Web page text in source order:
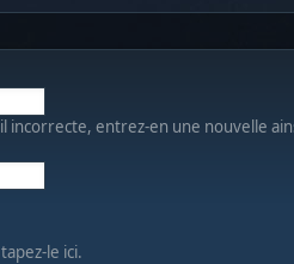
incorrecte, entrez-en une nouvelle
le ici.